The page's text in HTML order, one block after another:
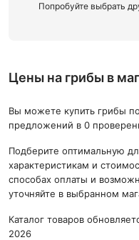
Попробуйте выбрать
Цены на грибы в
Вы можете купить грибы
предложений в 0
Подберите оптимальную
характеристикам и
способах оплаты и
уточняйте в выбранном
Каталог товаров
2026